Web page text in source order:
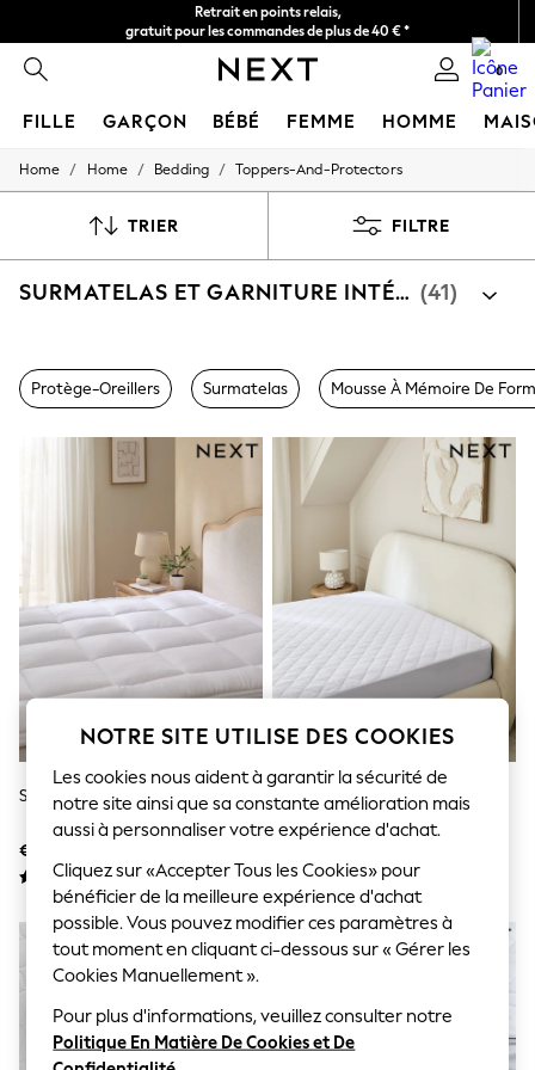
Livraison en 2-3 jours ouvrés*
Retours faciles* 0
FILLE GARÇON BÉBÉ FEMME HOMME
HOLIDAY SHOP
All Swimwear
Beach Dresses & Kaftans
Jumpsuits & Playsuits
Linen Collection
Shorts
Trousers
T-Shirts & Vests
Sunglasses
Men's Holiday Shop
All Swimwear
Accessories
Bags & Luggage
Footwear
Hats
Linen Collection
Loafers
Polo Shirts
Sandals & Flipflops
Shirts
Shorts
Sunglasses
T-Shirts
Vests
Boys Holiday Shop
All Swimwear
Ponchos & Toweling sets
Sun Hats & Caps
Rash Vests
Sandals & Sliders
Shirts
Home / Home / Bedding / Toppers-And-Protectors
TRIER FILTRE
SURMATELAS ET GARNITURE INTÉRIEURE (41)
Protège-Oreillers
Surmatelas
Protège-Oreillers Surmatelas Mousse À Mémoire De
Surmatelas Sleep In Comfort
€ 65 - € 113
Simply Soft Protector
NOTRE SITE UTILISE DES COOKIES
Les cookies nous aident à garantir la sécurité de
notre site ainsi que sa constante amélioration mais
aussi à personnaliser votre expérience d'achat.
Cliquez sur «Accepter Tous les Cookies» pour
bénéficier de la meilleure expérience d'achat
possible. Vous pouvez modifier ces paramètres à
tout moment en cliquant ci-dessous sur « Gérer les
Cookies Manuellement ».
Pour plus d'informations, veuillez consulter notre
Politique En Matière De Cookies et De